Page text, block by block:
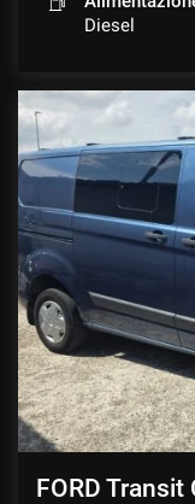
Diesel
FORD Transit